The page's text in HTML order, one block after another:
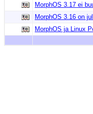
MorphOS 3.17 ei
MorphOS 3.16 on
MorphOS ja Linux